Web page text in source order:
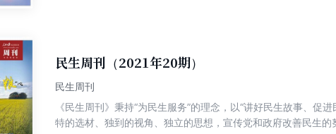
民生周刊（2021年20期）
民生周刊
《民生周刊》秉持“为民生服务”的理念，以“讲好民生故事、促
特的选材、独到的视角、独立的思想，宣传党和政府改善民生